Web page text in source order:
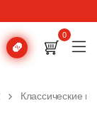
0
Классические